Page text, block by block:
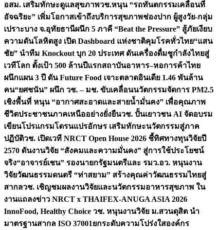
อสม. เสริมทักษะดูแลสุขภาพวช.หนุน “รถทันตกรรมเคลื่อนที่
อัจฉริยะ” เพิ่มโอกาสเข้าถึงบริการสุขภาพช่องปาก ผู้สูงวัย-กลุ่ม
เปราะบาง จ.อุทัยธานีผนึก 5 ภาคี “Beat the Pressure” สู้ภัยเงียบ
ความดันโลหิตสูง เปิด Dashboard แห่งชาติคุมโรคทั่วไทย“แสน
ชัย” นำทีม Knockout บุก 20 ประเทศ ดันเครื่องดื่มชูกำลังไทยสู่
เวทีโลก ตั้งเป้า 500 ล้านปีแรกสถาบันอาหาร–หอการค้าไทย
ผนึกแผน 3 ปี ดัน Future Food เจาะตลาดอินเดีย 1.46 พันล้าน
คน“ยศชนัน” ผนึก วช. – มช. ขับเคลื่อนนวัตกรรมจัดการ PM2.5
เชิงพื้นที่ หนุน “อากาศสะอาดและสายน้ำมั่นคง” เพื่อคุณภาพ
ชีวิตประชาชนภาคเหนืออย่างยั่งยืนวช. ปั้นเยาวชน AI จัดอบรม
เขียนโปรแกรมโดรนแปรอักษร เสริมทักษะนวัตกรรมสู่ภาค
ปฏิบัติวช. เปิดเวที NRCT Open House 2026 ชี้ทิศทางทุนวิจัยปี
2570 ดันงานวิจัย “สังคมและความมั่นคง” สู่การใช้ประโยชน์
จริง“อาจารย์เชน” รองนายกรัฐมนตรีและ รมว.อว. หนุนงาน
วิจัยวัฒนธรรมดนตรี “ท่าสยาม” สร้างคุณค่าวัฒนธรรมไทยสู่
สากลวช. เชิญชมผลงานวิจัยและนวัตกรรมอาหารสุขภาพ ใน
งานแถลงข่าว NRCT x THAIFEX-ANUGA ASIA 2026
InnoFood, Healthy Choice วช. หนุนงานวิจัย ม.สวนดุสิต นำ
มาตรฐานสากล ISO 37001ยกระดับความโปร่งใสองค์กร